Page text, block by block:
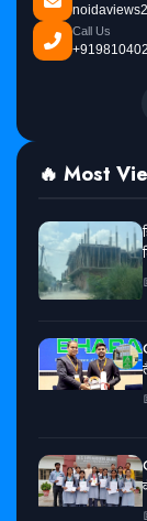
Call Us
🔥 Most